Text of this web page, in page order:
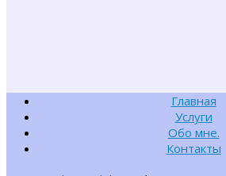
Главная
Услуги
Обо мне.
Контакты